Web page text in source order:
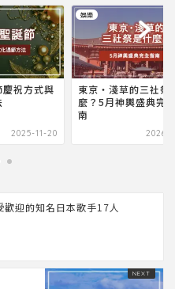
祝方式與
2025-11-20
娛樂
東京・淺草的三社祭
麼？5月神輿盛典完
南
2026-
歡迎的知名日本歌手17人